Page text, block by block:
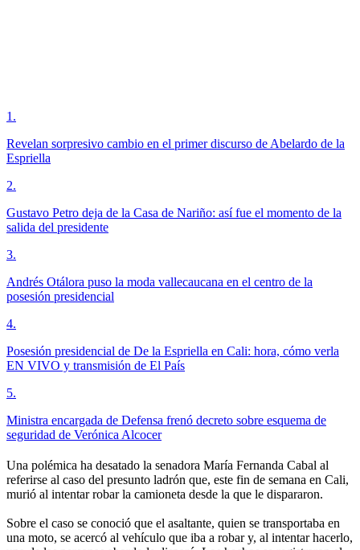
1 .
Revelan sorpresivo cambio en el primer discurso de Abelardo de la
Espriella
2.
Gustavo Petro deja de la Casa de Nariño: así fue el momento de la
salida del presidente
3.
Andrés Otálora puso la moda vallecaucana en el centro de la
posesión presidencial
4.
Posesión presidencial de De la Espriella en Cali: hora, cómo verla
EN VIVO y transmisión de El País
5.
Ministra encargada de Defensa frenó decreto sobre esquema de
seguridad de Verónica Alcocer
Una polémica ha desatado la senadora María Fernanda Cabal al
referirse al caso del presunto ladrón que, este fin de semana en Cali,
murió al intentar robar la camioneta desde la que le dispararon.
Sobre el caso se conoció que el asaltante, quien se transportaba en
una moto, se acercó al vehículo que iba a robar y, al intentar hacerlo,